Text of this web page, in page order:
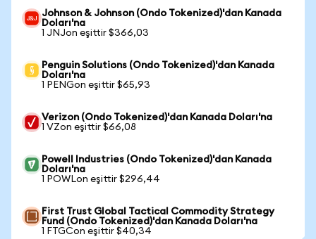
Johnson & Johnson (Ondo Tokenized)'dan Kanada
Doları'na
1 JNJon eşittir $366,03
Penguin Solutions (Ondo Tokenized)'dan Kanada
Doları'na
1 PENGon eşittir $65,93
Verizon (Ondo Tokenized)'dan Kanada Doları'na
1 VZon eşittir $66,08
Powell Industries (Ondo Tokenized)'dan Kanada
Doları'na
1 POWLon eşittir $296,44
First Trust Global Tactical Commodity Strategy
Fund (Ondo Tokenized)'dan Kanada Doları'na
1 FTGCon eşittir $40,34